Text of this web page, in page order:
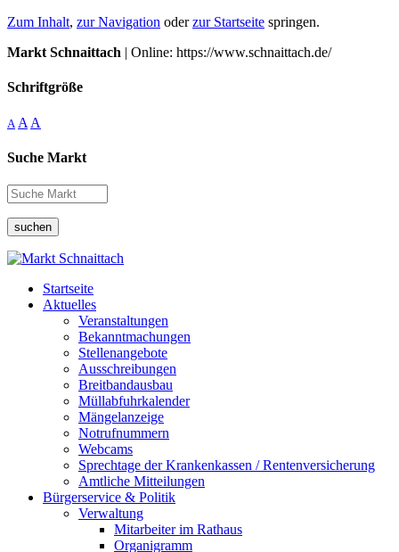
Zum Inhalt, zur Navigation oderzur Startseite springen.
Markt Schnaittach | Online: https://www.schnaittach.de/
Schriftgröße
A A A
Suche Markt
suchen
Startseite
Aktuelles
Veranstaltungen
Bekanntmachungen
Stellenangebote
Ausschreibungen
Breitbandausbau
Müllabfuhrkalender
Mängelanzeige
Notrufnummern
Webcams
Sprechtage der Krankenkassen / Rentenversicherung
Amtliche Mitteilungen
Bürgerservice & Politik
Verwaltung
Mitarbeiter im Rathaus
Organigramm